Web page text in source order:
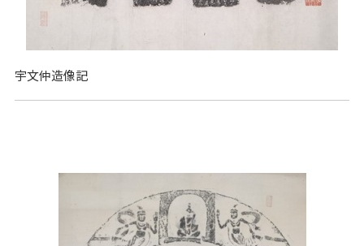
宇文仲造像記